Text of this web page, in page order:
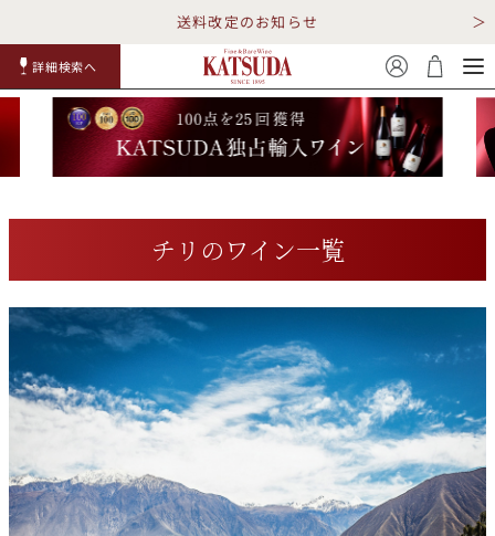
送料改定のお知らせ
詳細検索へ
白ワイ
ン ング ン
RP100
点
TOP
キャンペーン 勝田商店について
ショッピングガイド ギフトラッピング
チリのワイン一覧